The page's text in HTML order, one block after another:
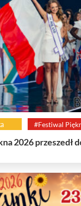
#Festiwal
2026 przeszedł